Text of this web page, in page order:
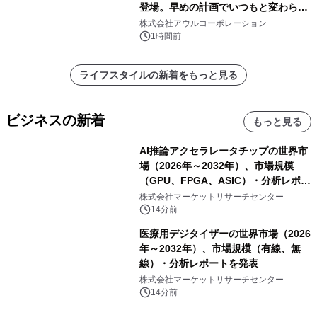
登場。早めの計画でいつもと変わらぬ
大人の冬旅を。ー夕日ヶ浦温泉「佳松
苑 別邸ふうか」ー
株式会社アウルコーポレーション
1時間前
ライフスタイルの新着をもっと見る
ビジネスの新着 もっと見る
AI推論アクセラレータチップの世界市
場（2026年～2032年）、市場規模
（GPU、FPGA、ASIC）・分析レポー
トを発表
株式会社マーケットリサーチセンター
14分前
医療用デジタイザーの世界市場（2026
年～2032年）、市場規模（有線、無
線）・分析レポートを発表
株式会社マーケットリサーチセンター
14分前